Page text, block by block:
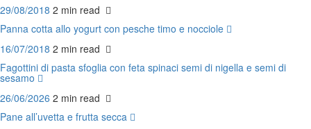
29/08/2018 2 min read
Panna cotta allo yogurt con pesche timo e nocciole
16/07/2018 2 min read
Fagottini di pasta sfoglia con feta spinaci semi di nigella e semi di
sesamo
26/06/2026 2 min read
Pane all’uvetta e frutta secca